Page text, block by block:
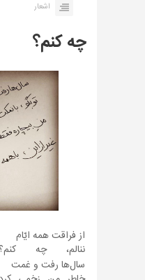
اشعار
چه کنم؟
از فراقت همه ایّام
ننالم، چه کنم؟
‏سال‌ها رفت و غمت